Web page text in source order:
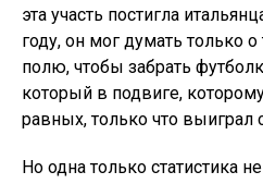
эта участь постигла
году, он мог думать только
полю, чтобы забрать
который в подвиге,
равных, только что выиграл
Но одна только статистика